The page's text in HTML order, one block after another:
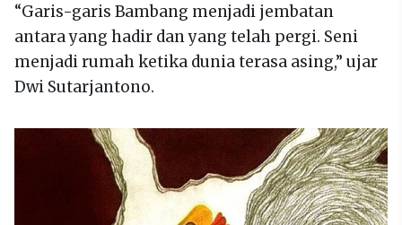
“Garis-garis Bambang menjadi jembatan
antara yang hadir dan yang telah pergi. Seni
menjadi rumah ketika dunia terasa asing,” ujar
Dwi Sutarjantono.